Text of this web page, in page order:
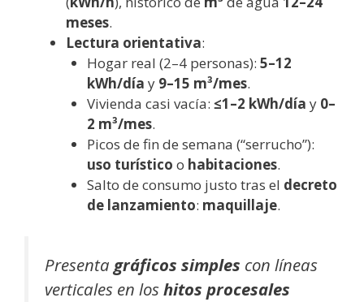
meses.
Lectura orientativa:
Hogar real (2–4 personas): 5–12
kWh/día y 9–15 m³/mes.
Vivienda casi vacía: ≤1–2 kWh/día y 0–
2 m³/mes.
Picos de fin de semana (“serrucho”):
uso turístico o habitaciones.
Salto de consumo justo tras el decreto
de lanzamiento: maquillaje.
Presenta gráficos simples con líneas
verticales en los hitos procesales